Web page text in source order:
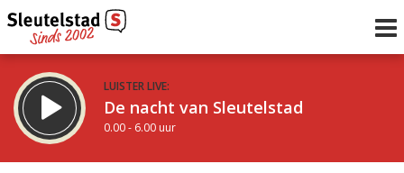
LUISTER LIVE:
De nacht van Sleutelstad
0.00 - 6.00 uur